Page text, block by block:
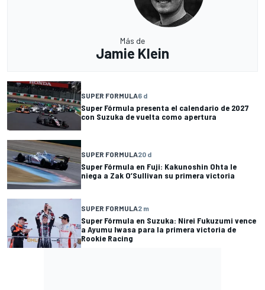
Más de
Jamie Klein
SUPER FORMULA6 d
Super Fórmula presenta el calendario de 2027
con Suzuka de vuelta como apertura
SUPER FORMULA20 d
Super Fórmula en Fuji: Kakunoshin Ohta le
niega a Zak O’Sullivan su primera victoria
SUPER FORMULA2 m
Super Fórmula en Suzuka: Nirei Fukuzumi vence
a Ayumu Iwasa para la primera victoria de
Rookie Racing